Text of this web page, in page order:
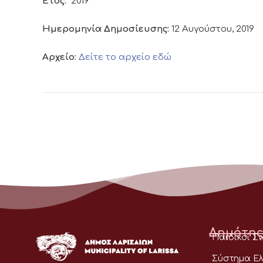
Ημερομηνία Δημοσίευσης: 12 Αυγούστου, 2019
Αρχείο: Δείτε το αρχείο εδώ
Παιδικοί
Σύστημα